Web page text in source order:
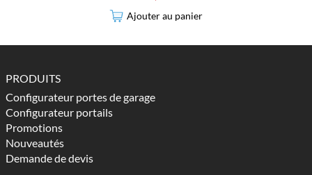
Ajouter au panier
PRODUITS
Configurateur portes de garage
Configurateur portails
Promotions
Nouveautés
Demande de devis